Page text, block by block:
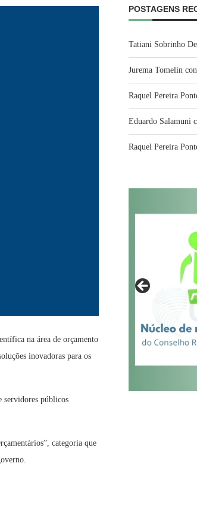
na área de orçamento
inovadoras para os
servidores públicos
categoria que
POSTAGENS
Tatiani Sobrinho
Jurema Tomelin
Raquel Pereira
Eduardo Salamuni
Raquel Pereira